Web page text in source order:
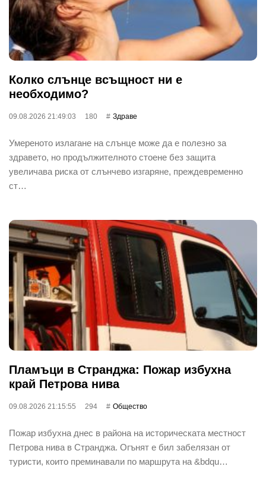
Колко слънце всъщност ни е
необходимо?
09.08.2026 21:49:03 180 Здраве
Умереното излагане на слънце може да е полезно за
здравето, но продължителното стоене без защита
увеличава риска от слънчево изгаряне, преждевременно
ст…
Пламъци в Странджа: Пожар избухна
край Петрова нива
09.08.2026 21:15:55 294 Общество
Пожар избухна днес в района на историческата местност
Петрова нива в Странджа. Огънят е бил забелязан от
туристи, които преминавали по маршрута на &bdqu…